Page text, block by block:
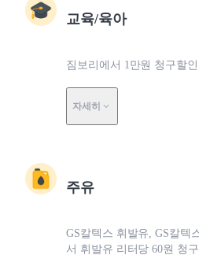
교육/육아
짐보리에서 1만원 청구할인
자세히
주유
GS칼텍스 휘발유, GS칼텍
서 휘발유 리터당 60원 청